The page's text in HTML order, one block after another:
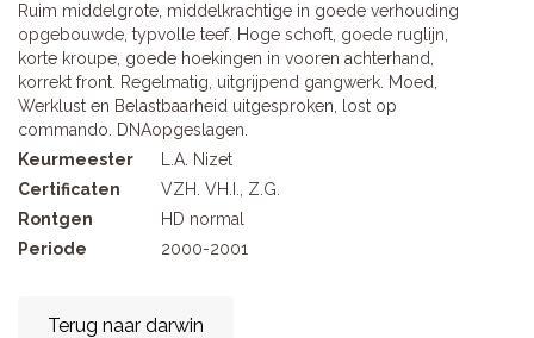
Ruim middelgrote, middelkrachtige in goede verhouding
opgebouwde, typvolle teef. Hoge schoft, goede ruglijn,
korte kroupe, goede hoekingen in vooren achterhand,
korrekt front. Regelmatig, uitgrijpend gangwerk. Moed,
Werklust en Belastbaarheid uitgesproken, lost op
commando. DNAopgeslagen.
Keurmeester
L.A. Nizet
Certificaten
VZH. VH.I., Z.G.
Rontgen
HD normal
Periode
2000-2001
Terug naar darwin